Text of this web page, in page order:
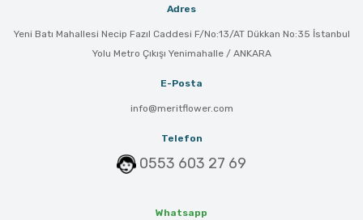
Adres
Yeni Batı Mahallesi Necip Fazıl Caddesi F/No:13/AT Dükkan No:35 İstanbul
Yolu Metro Çıkışı Yenimahalle / ANKARA
E-Posta
info@meritflower.com
Telefon
0553 603 27 69
Whatsapp